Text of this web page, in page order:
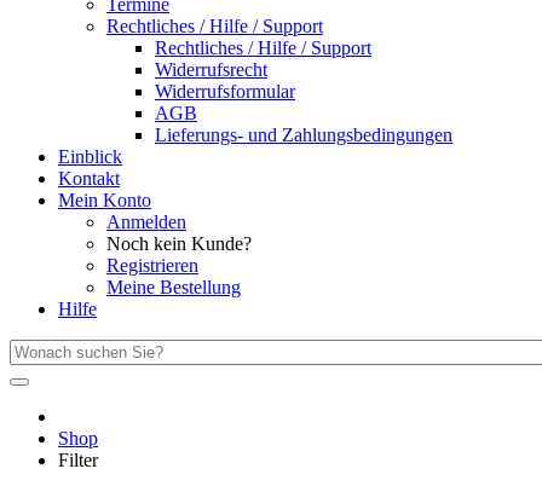
Termine
Rechtliches / Hilfe / Support
Rechtliches / Hilfe / Support
Widerrufsrecht
Widerrufsformular
AGB
Lieferungs- und Zahlungsbedingungen
Einblick
Kontakt
Mein Konto
Anmelden
Noch kein Kunde?
Registrieren
Meine Bestellung
Hilfe
Shop
Filter